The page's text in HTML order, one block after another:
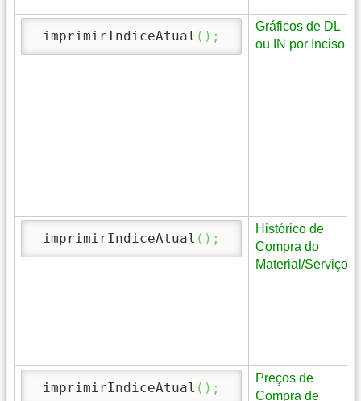
imprimirIndiceAtual ( ) ;
Gráficos de DL
ou IN por Inciso
imprimirIndiceAtual ( ) ;
Histórico de
Compra do
Material/Serviço
imprimirIndiceAtual ( ) ;
Preços de
Compra de